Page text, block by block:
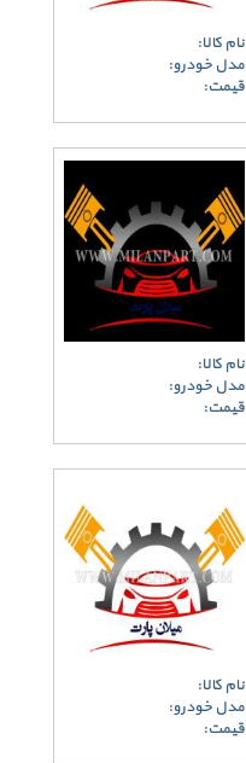
نام کالا:
مدل خودرو:
قیمت:
نام کالا:
مدل خودرو:
قیمت:
نام کالا:
مدل خودرو:
قیمت: